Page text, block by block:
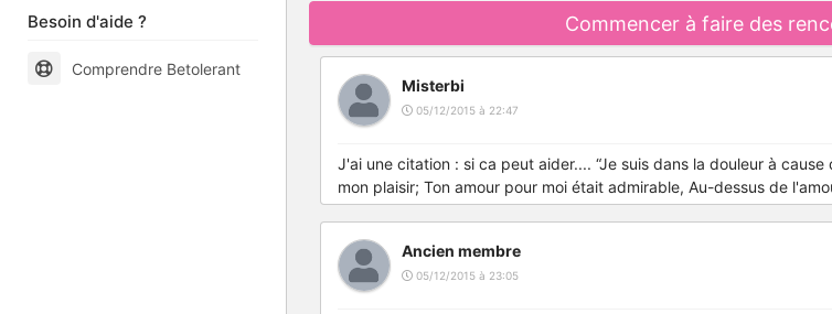
Besoin d'aide ?
Comprendre Betolerant
Commencer à faire des
Misterbi
05/12/2015 à 22:47
J'ai une citation : si ca peut aider.... “Je suis dans la douleur à
mon plaisir; Ton amour pour moi était admirable, Au-dessus de
Ancien membre
05/12/2015 à 23:05